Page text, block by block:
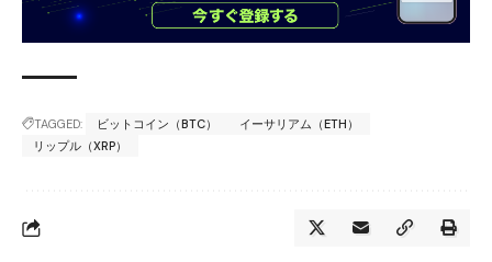
TAGGED: ビットコイン（BTC）
イーサリアム（ETH）
リップル（XRP）